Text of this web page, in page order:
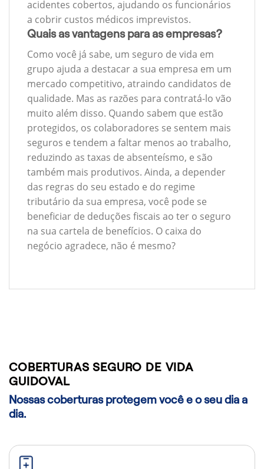
acidentes cobertos, ajudando os funcionários
a cobrir custos médicos imprevistos.
Quais as vantagens para as empresas?
Como você já sabe, um seguro de vida em
grupo ajuda a destacar a sua empresa em um
mercado competitivo, atraindo candidatos de
qualidade. Mas as razões para contratá-lo vão
muito além disso. Quando sabem que estão
protegidos, os colaboradores se sentem mais
seguros e tendem a faltar menos ao trabalho,
reduzindo as taxas de absenteísmo, e são
também mais produtivos. Ainda, a depender
das regras do seu estado e do regime
tributário da sua empresa, você pode se
beneficiar de deduções fiscais ao ter o seguro
na sua cartela de benefícios. O caixa do
negócio agradece, não é mesmo?
COBERTURAS SEGURO DE VIDA
GUIDOVAL
Nossas coberturas protegem você e o seu dia a
dia.